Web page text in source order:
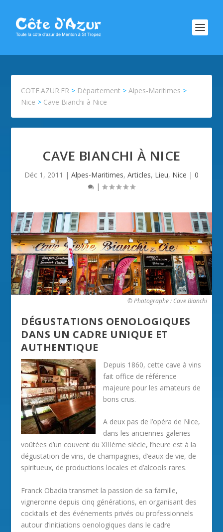
COTE.AZUR.FR > Département >Alpes-Maritimes >
Nice > Cave Bianchi à Nice
CAVE BIANCHI À NICE
Déc 1, 2011 | Alpes-Maritimes, Articles, Lieu, Nice | 0
|
© Photographe : Cave Bianchi
DÉGUSTATIONS OENOLOGIQUES
DANS UN CADRE UNIQUE ET
AUTHENTIQUE
Depuis 1860, cette cave à vins
fait office de référence
majeure pour les amateurs de
bons crus.
A deux pas de l’opéra de Nice,
dans les anciennes galeries
voûtées d’un couvent du XIIIème siècle, l’heure est à la
dégustation de vins, de champagnes, d’eaux de vie, de
spiritueux, de productions locales et d’alcools rares.
Franck Obadia transmet la passion de sa famille,
vigneronne depuis cinq générations, en organisant des
cocktails et des événements privés ou professionnels
autour d’initiations oenologiques dans le cadre